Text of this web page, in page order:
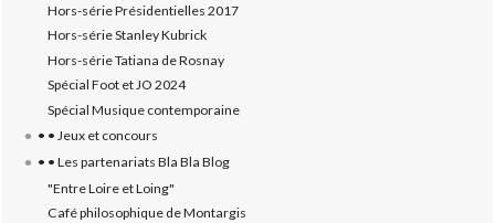
Hors-série Présidentielles 2017
Hors-série Stanley Kubrick
Hors-série Tatiana de Rosnay
Spécial Foot et JO 2024
Spécial Musique contemporaine
• • Jeux et concours
• • Les partenariats Bla Bla Blog
"Entre Loire et Loing"
Café philosophique de Montargis